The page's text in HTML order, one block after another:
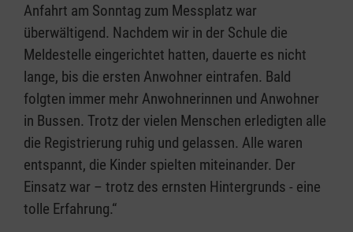
Anfahrt am Sonntag zum Messplatz war
überwältigend. Nachdem wir in der Schule die
Meldestelle eingerichtet hatten, dauerte es nicht
lange, bis die ersten Anwohner eintrafen. Bald
folgten immer mehr Anwohnerinnen und Anwohner
in Bussen. Trotz der vielen Menschen erledigten alle
die Registrierung ruhig und gelassen. Alle waren
entspannt, die Kinder spielten miteinander. Der
Einsatz war – trotz des ernsten Hintergrunds - eine
tolle Erfahrung.“